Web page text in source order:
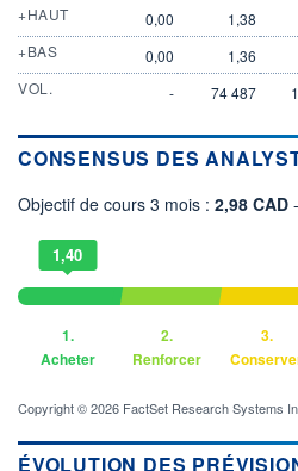
+HAUT
0,00 1,38
+BAS
0,00 1,36
VOL.
- 74 487
CONSENSUS DES
Objectif de cours 3 mois : 2,98 CAD
1,40
1.
Acheter
2.
Renforcer
3.
Copyright © 2026 FactSet Research Systems
ÉVOLUTION DES